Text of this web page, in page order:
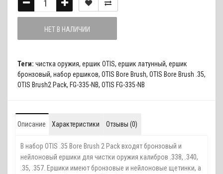
НЕТ В НАЛИЧИИ
Теги: чистка оружия, ершик OTIS, ершик латунный, ершик
бронзовый, набор ершиков, OTIS Bore Brush, OTIS Bore Brush .35,
OTIS Brush2 Pack, FG-335-NB, OTIS FG-335-NB
Описание Характеристики Отзывы (0)
В набор OTIS .35 Bore Brush 2 Pack входят бронзовый и
нейлоновый ершики для чистки оружия калибров .338, .340,
.35, .357. Ершики имеют бронзовые и нейлоновые щетинки, а